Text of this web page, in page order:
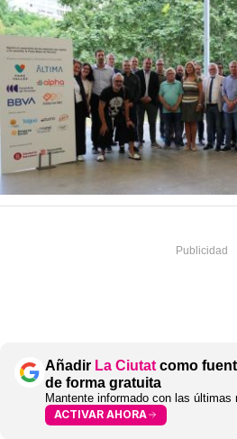
Añadir La Ciutat como
de forma gratuita
Mantente informado con las últimas
ACTIVAR AHORA